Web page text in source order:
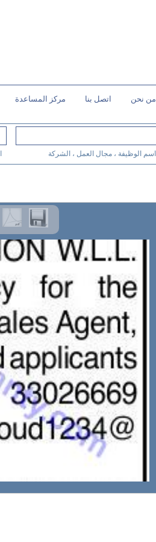
من نحن اتصل بنا مركز المساعدة
اسم الوظيفة ، مجال العمل ، الشركة